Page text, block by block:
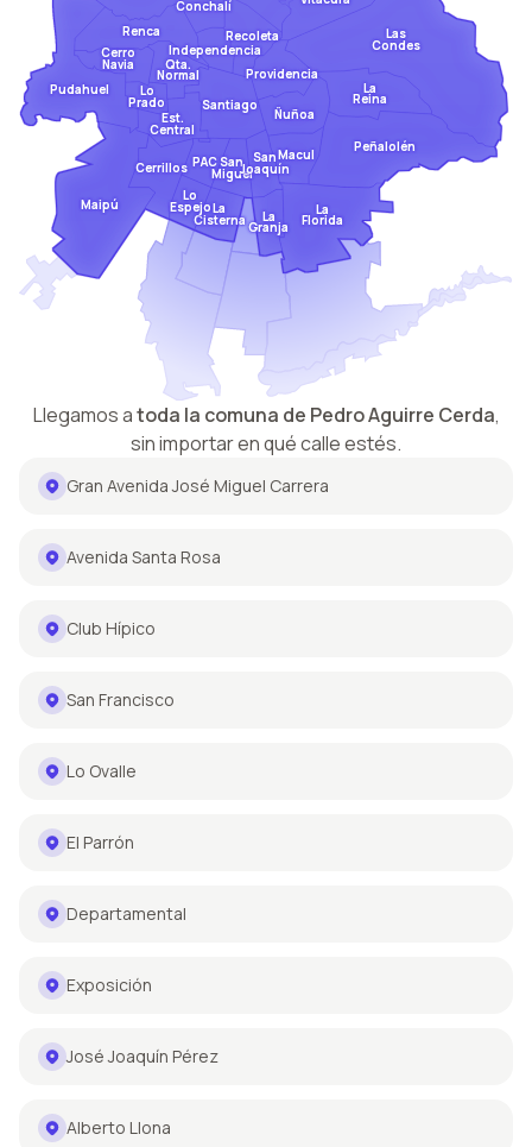
Maipú
Cerrillos
Est.
Central
Pudahuel Lo
Prado
Cerro
Navia
Santiago
Renca
Qta.
Normal
Recoleta
Independencia
Conchalí
La
Cisterna
Lo
Espejo
PACSan
Miguel
La
Granja
San
Joaquín
Providencia
Ñuñoa
La
Reina
Macul
La
Florida
Peñalolén
Las
Condes
Llegamos atoda la comuna de Pedro Aguirre Cerda,
sin importar en qué calle estés.
Gran Avenida José Miguel Carrera
Avenida Santa Rosa
Club Hípico
San Francisco
Lo Ovalle
El Parrón
Departamental
Exposición
José Joaquín Pérez
Alberto Llona